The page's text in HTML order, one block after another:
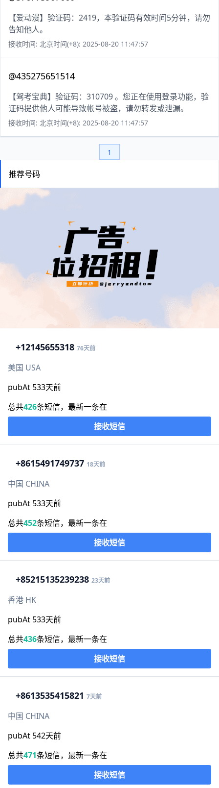
【爱动漫】验证码：2419，本验证码有效时间5分钟，请勿
告知他人。
接收时间: 北京时间(+8): 2025-08-20 11:47:57
@435275651514
【驾考宝典】验证码：310709 。您正在使用登录功能，验
证码提供他人可能导致帐号被盗，请勿转发或泄漏。
接收时间: 北京时间(+8): 2025-08-20 11:47:57
1
推荐号码
+12145655318 76天前
美国 USA
pubAt 533天前
总共426条短信，最新一条在
接收短信
+8615491749737 18天前
中国 CHINA
pubAt 533天前
总共452条短信，最新一条在
接收短信
+85215135239238 23天前
香港 HK
pubAt 533天前
总共436条短信，最新一条在
接收短信
+8613535415821 7天前
中国 CHINA
pubAt 542天前
总共471条短信，最新一条在
接收短信